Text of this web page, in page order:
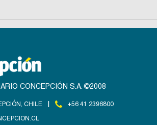
CONCEPCIÓN S.A. ©2008
CHILE |
+56 41 2396800